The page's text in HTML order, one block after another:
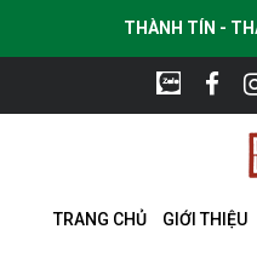
THÀNH TÍN -
TRANG CHỦ GIỚI THIỆU